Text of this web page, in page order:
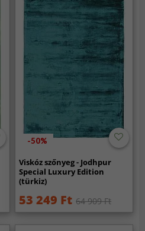
-50%
Viskóz szőnyeg - Jodhpur
Special Luxury Edition
(türkiz)
53 249 Ft 64 909 Ft